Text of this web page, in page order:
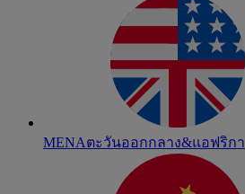
MENAตะวันออกกลาง&แอฟริกา